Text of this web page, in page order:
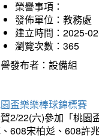
榮譽事項：
發佈單位：教務處
建立時間：2025-
瀏覽次數：365
發布者：設備組
盃樂樂棒球錦標賽
2/22(六)參加「桃園
608宋柏彣、608許